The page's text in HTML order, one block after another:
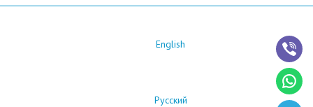
English
Русский